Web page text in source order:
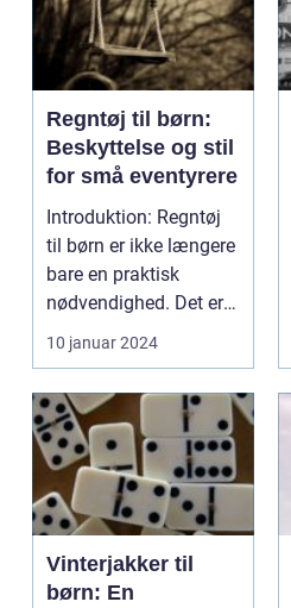
Regntøj til børn:
Beskyttelse og stil
for små eventyrere
Introduktion: Regntøj
til børn er ikke længere
bare en praktisk
nødvendighed. Det er
blevet et stilf...
10 januar 2024
Vinterjakker til
børn: En